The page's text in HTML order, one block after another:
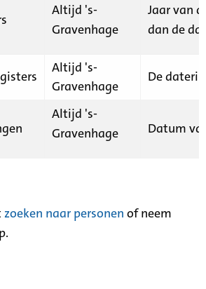
Altijd 's-
Gravenhage
Jaar van
dan de
Altijd 's-
Gravenhage
De
Altijd 's-
Gravenhage
Datum
zoeken naar personen of neem